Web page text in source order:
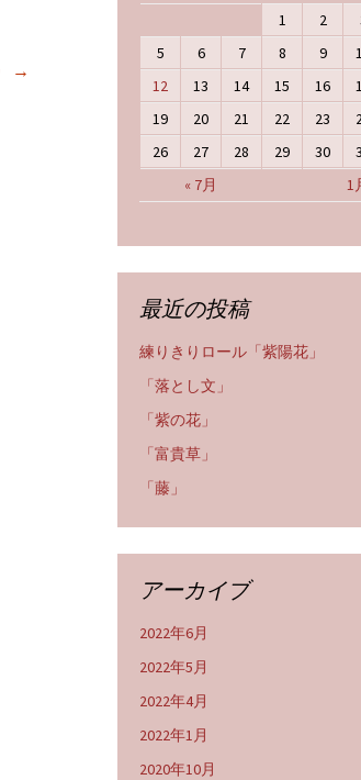
→
« 7月 1
1 2
5
6 7 8 9
12
13 14 15 16
19
20 21 22 23
26
27 28 29 30
最近の投稿
練りきりロール「紫陽花」
「落とし文」
「紫の花」
「富貴草」
「藤」
アーカイブ
2022年6月
2022年5月
2022年4月
2022年1月
2020年10月